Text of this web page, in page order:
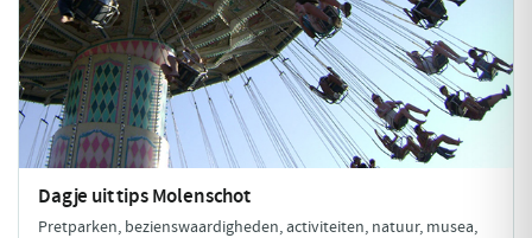
Dagje uit tipsMolenschot
Pretparken, bezienswaardigheden, activiteiten, natuur, musea,